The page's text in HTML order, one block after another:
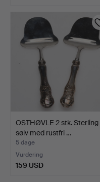
OSTHØVLE 2 stk. Sterling
sølv med rustfri …
5 dage
Vurdering
159 USD